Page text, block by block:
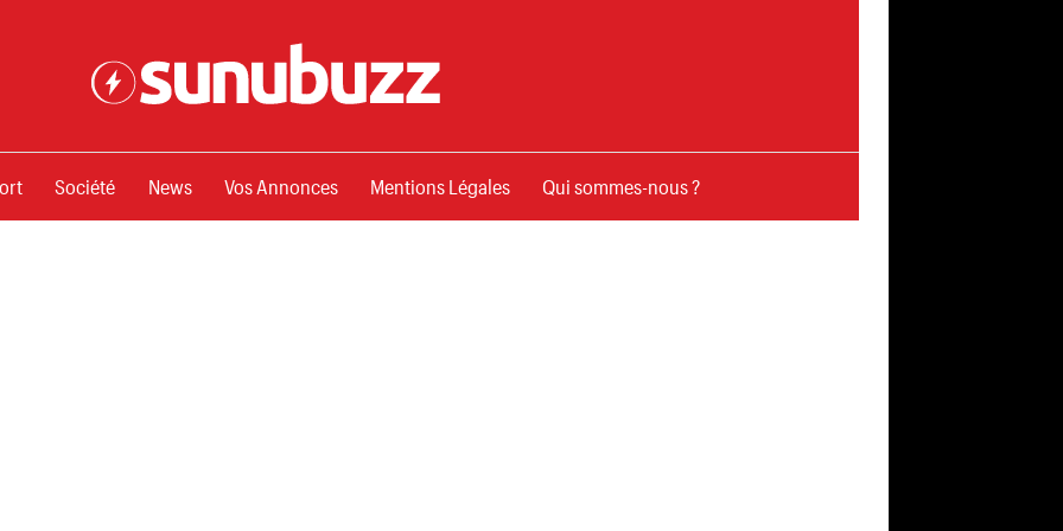
Société News Vos Annonces Mentions Légales Qui sommes-nous ?